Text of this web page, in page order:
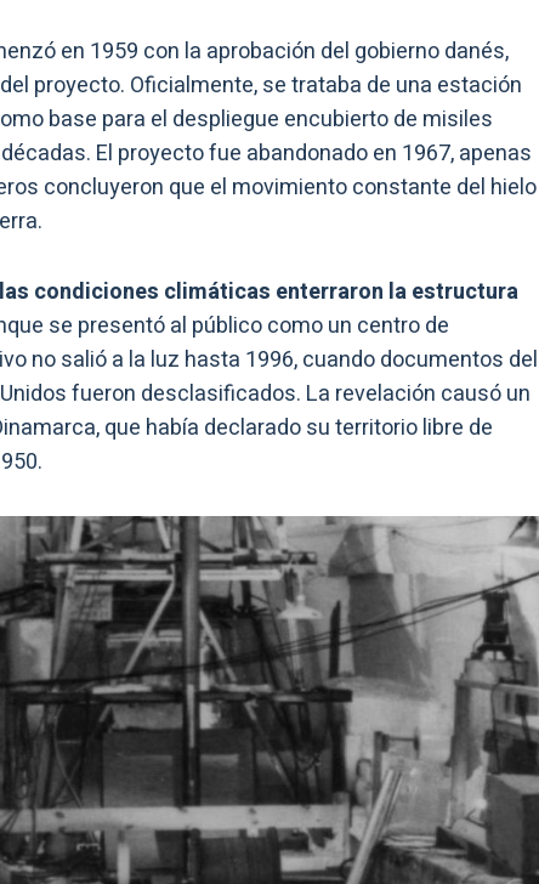
en 1959 con la aprobación del gobierno danés,
proyecto. Oficialmente, se trataba de una estación
base para el despliegue encubierto de misiles
El proyecto fue abandonado en 1967, apenas
concluyeron que el movimiento constante del hielo
condiciones climáticas enterraron la estructura
se presentó al público como un centro de
no salió a la luz hasta 1996, cuando documentos del
fueron desclasificados. La revelación causó un
que había declarado su territorio libre de